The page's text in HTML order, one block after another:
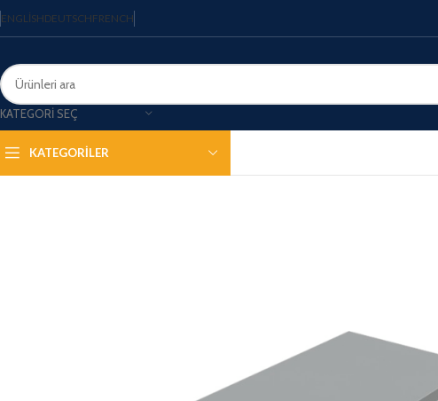
ENGLISHDEUTSCHFRENCH
KATEGORI SEÇ
KATEGORİLER